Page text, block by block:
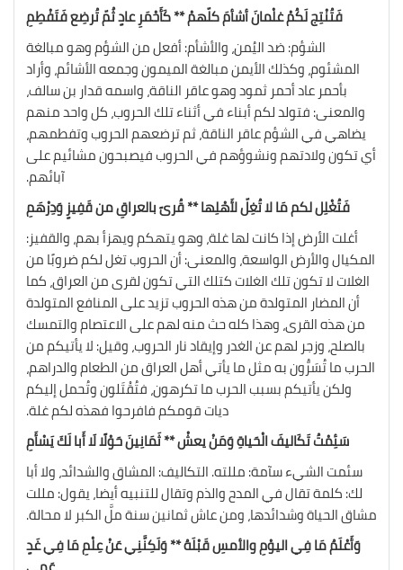
فَتُنْتِج لَكُمْ غلْمانَ أشأمَ كلّهمْ ** كَأَحْمَرِ عادٍ ثُمّ تُرضِع فَتَفْطِمِ
الشؤم: ضد اليُمن، والأشأم: أفعل من الشؤم وهو مبالغة
المشئوم، وكذلك الأيمن مبالغة الميمون وجمعه الأشائم، وأراد
بأحمر عاد أحمر ثمود وهو عاقر الناقة، واسمه قدار بن سالف،
والمعنى: فتولد لكم أبناء في أثناء تلك الحروب، كل واحد منهم
يضاهي في الشؤم عاقر الناقة، ثم ترضعهم الحروب وتفطمهم،
أي تكون ولادتهم ونشوؤهم في الحروب فيصبحون مشائيم على
آبائهم.
فَتُغْلِل لكم مَا لا تُغِلّ لأَهْلِها ** قُرىً بالعراقِ من قَفِيزٍ وَدِرْهَمِ
أغلت الأرض إذا كانت لها غلة، وهو يتهكم ويهزأ بهم، والقفيز:
المكيال والأرض الواسعة، والمعنى: أن الحروب تغل لكم ضروبًا من
الغلات لا تكون تلك الغلات كتلك التي تكون لقرى من العراق، كما
أن المضار المتولدة من هذه الحروب تزيد على المنافع المتولدة
من هذه القرى، وهذا كله حث منه لهم على الاعتصام والتمسك
بالصلح، وزجر لهم عن الغدر وإيقاد نار الحروب، وقيل: لا يأتيكم من
الحرب ما تُسَرُّون به مثل ما يأتي أهل العراق من الطعام والدراهم،
ولكن يأتيكم بسبب الحرب ما تكرهون، فتُقْتَلون وتُحمل إليكم
ديات قومكم فافرحوا فهذه لكم غلة.
سَئِمْتُ تَكَاليفَ الْحَياةِ وَمَنْ يعشْ ** ثَمَانِينَ حَوْلًا لَا أَبا لَكَ يَسْأَمِ
سئمت الشيء سآمة: مللته. التكاليف: المشاق والشدائد، ولا أبا
لك: كلمة تقال في المدح والذم وتقال للتنبيه أيضا، يقول: مللت
مشاق الحياة وشدائدها، ومن عاش ثمانين سنة ملَّ الكبر لا محالة.
وَأَعْلَمُ مَا فِي اليوْمِ والأمسِ قَبْلَهُ ** وَلَكِنَّنِي عَنْ عِلْمِ مَا فِي غَدٍ